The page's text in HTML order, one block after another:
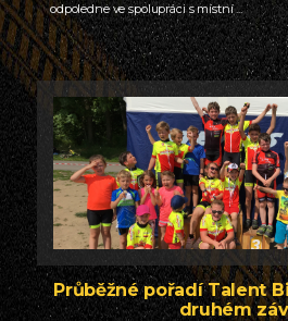
odpoledne ve spolupráci s místní ...
Průběžné pořadí Talent
druhém